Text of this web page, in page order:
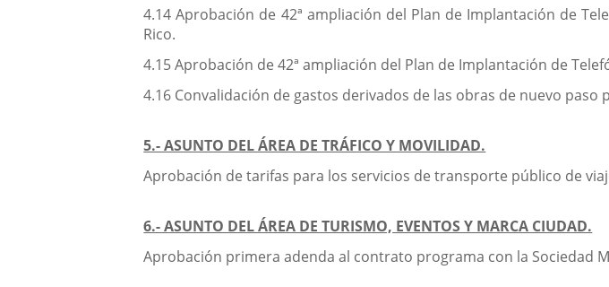
4.14 Aprobación de 42ª ampliación del Plan de Implantación de
Rico.
4.15 Aprobación de 42ª ampliación del Plan de Implantación de
4.16 Convalidación de gastos derivados de las obras de nuevo paso
5.- ASUNTO DEL ÁREA DE TRÁFICO Y MOVILIDAD.
Aprobación de tarifas para los servicios de transporte público de
6.- ASUNTO DEL ÁREA DE TURISMO, EVENTOS Y MARCA CIUDAD.
Aprobación primera adenda al contrato programa con la Sociedad